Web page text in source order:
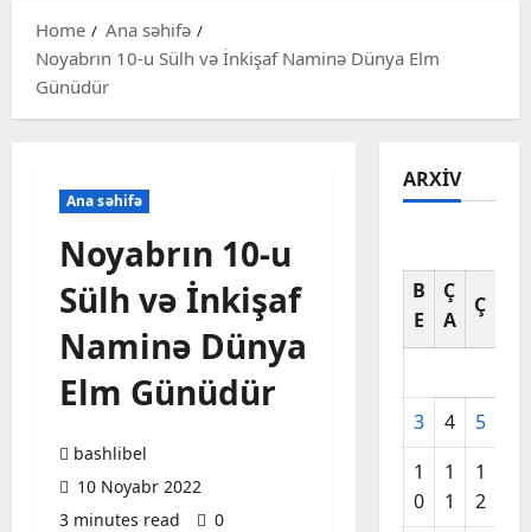
Home
Ana səhifə
Noyabrın 10-u Sülh və İnkişaf Naminə Dünya Elm
Günüdür
Ana səhifə
Noyabrın 10-u
Sülh və İnkişaf
Naminə Dünya
Elm Günüdür
bashlibel
10 Noyabr 2022
3 minutes read
0
ARXIV
B
E
Ç
A
Ç
3 4 5
1
0
1
1
1
2